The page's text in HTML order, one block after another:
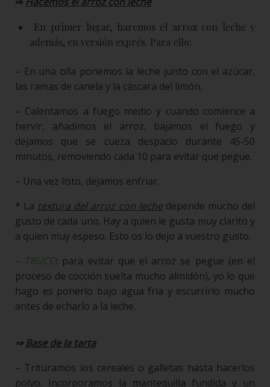
En primer lugar, haremos el arroz con leche y
además, en versión exprés. Para ello:
– En una olla ponemos la leche junto con el azúcar,
las ramas de canela y la cáscara del limón.
– Calentamos a fuego medio y cuando comience a
hervir, añadimos el arroz, bajamos el fuego y
dejamos que se cueza despacio durante 45-50
minutos, removiendo cada 10 para evitar que pegue.
– Una vez listo, dejamos enfriar.
* La textura del arroz con lechedepende mucho del
gusto de cada uno. Hay a quien le gusta muy clarito y
a quien muy espeso. Esto os lo dejo a vuestro gusto.
– TRUCO: para evitar que el arroz se pegue (en el
proceso de cocción suelta mucho almidón), yo lo que
hago es ponerlo bajo agua fría y escurrirlo mucho
antes de echarlo a la leche.
⇒ Base de la tarta
– Trituramos los cereales o galletas hasta hacerlos
polvo. Incorporamos la mantequilla fundida y un